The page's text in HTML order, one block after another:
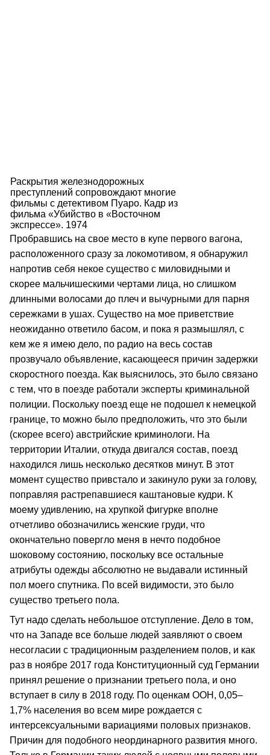
Раскрытия железнодорожных
преступлений сопровождают многие
фильмы с детективом Пуаро. Кадр из
фильма «Убийство в «Восточном
экспрессе». 1974
Пробравшись на свое место в купе первого вагона,
расположенного сразу за локомотивом, я обнаружил
напротив себя некое существо с миловидными и
скорее мальчишескими чертами лица, но слишком
длинными волосами до плеч и вычурными для парня
сережками в ушах. Существо на мое приветствие
неожиданно ответило басом, и пока я размышлял, с
кем же я имею дело, по радио на весь состав
прозвучало объявление, касающееся причин задержки
скоростного поезда. Как выяснилось, это было связано
с тем, что в поезде работали эксперты криминальной
полиции. Поскольку поезд еще не подошел к немецкой
границе, то можно было предположить, что это были
(скорее всего) австрийские криминологи. На
территории Италии, откуда двигался состав, поезд
находился лишь несколько десятков минут. В этот
момент существо привстало и закинуло руки за голову,
поправляя растрепавшиеся каштановые кудри. К
моему удивлению, на хрупкой фигурке вполне
отчетливо обозначились женские груди, что
окончательно повергло меня в нечто подобное
шоковому состоянию, поскольку все остальные
атрибуты одежды абсолютно не выдавали истинный
пол моего спутника. По всей видимости, это было
существо третьего пола.
Тут надо сделать небольшое отступление. Дело в том,
что на Западе все больше людей заявляют о своем
несогласии с традиционным разделением полов, и как
раз в ноябре 2017 года Конституционный суд Германии
принял решение о признании третьего пола, и оно
вступает в силу в 2018 году. По оценкам ООН, 0,05–
1,7% населения во всем мире рождается с
интерсексуальными вариациями половых признаков.
Причин для подобного неординарного развития много.